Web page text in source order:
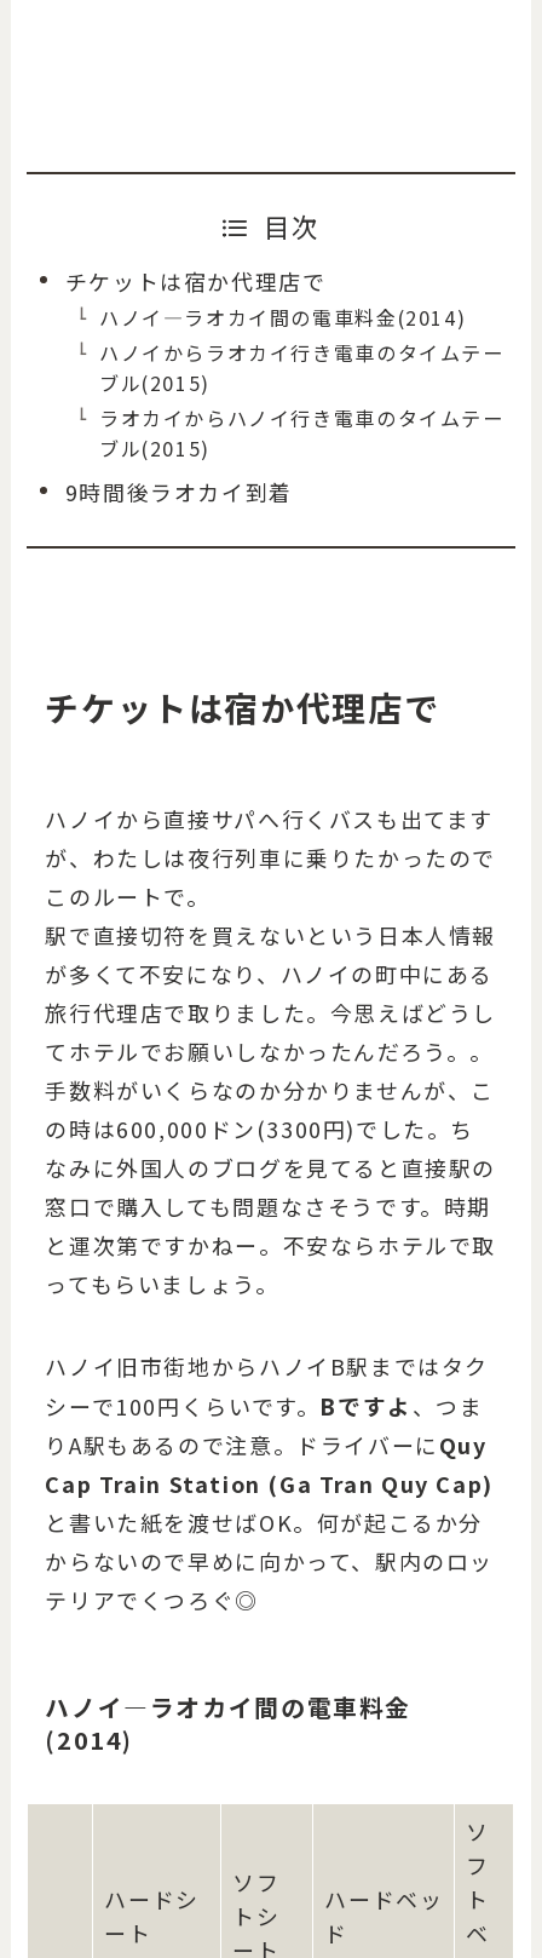
目次
チケットは宿か代理店で
ハノイ―ラオカイ間の電車料金(2014)
ハノイからラオカイ行き電車のタイムテー
ブル(2015)
ラオカイからハノイ行き電車のタイムテー
ブル(2015)
9時間後ラオカイ到着
チケットは宿か代理店で
ハノイから直接サパへ行くバスも出てます
が、わたしは夜行列車に乗りたかったので
このルートで。
駅で直接切符を買えないという日本人情報
が多くて不安になり、ハノイの町中にある
旅行代理店で取りました。今思えばどうし
てホテルでお願いしなかったんだろう。。
手数料がいくらなのか分かりませんが、こ
の時は600,000ドン(3300円)でした。ち
なみに外国人のブログを見てると直接駅の
窓口で購入しても問題なさそうです。時期
と運次第ですかねー。不安ならホテルで取
ってもらいましょう。
ハノイ旧市街地からハノイB駅まではタク
シーで100円くらいです。 Bですよ 、つま
りA駅もあるので注意。ドライバーにQuy
Cap Train Station (Ga Tran Quy Cap)
と書いた紙を渡せばOK。何が起こるか分
からないので早めに向かって、駅内のロッ
テリアでくつろぐ◎
ハノイ―ラオカイ間の電車料金
(2014)
ハードシ
ート
ソフ
トシ
ート
ハードベッ
ド
ソ
フ
ト
ベ